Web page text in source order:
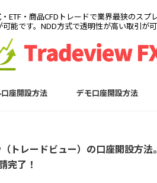
ETF・商品CFDトレードで業界最狭のス
能です。NDD方式で透明性が高い取引が
座開設方法 デモ口座開設方法
トレードビュー）の口座開設方法
完了！